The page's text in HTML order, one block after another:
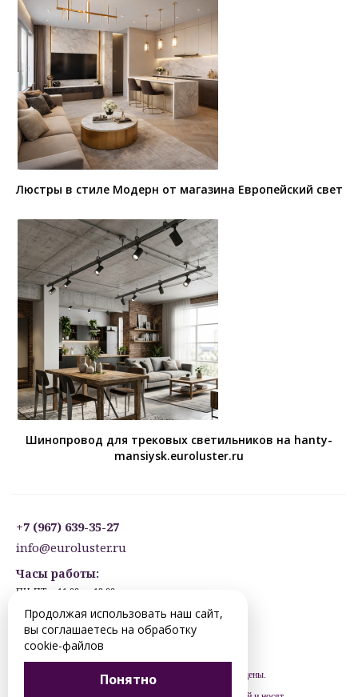
Люстры в стиле Модерн от магазина Европейский свет
Шинопровод для трековых светильников на hanty-
mansiysk.euroluster.ru
+7 (967) 639-35-27
info@euroluster.ru
Часы работы:
ПН-ПТ: с 11:00 до 19:00
ВС: ВЫХОДНОЙ
Предварительная запись.
© 2012-2026 hanty-mansiysk.euroluster.ru. Все права защищены.
Продолжая использовать наш сайт,
вы соглашаетесь на обработку
cookie-файлов
Понятно